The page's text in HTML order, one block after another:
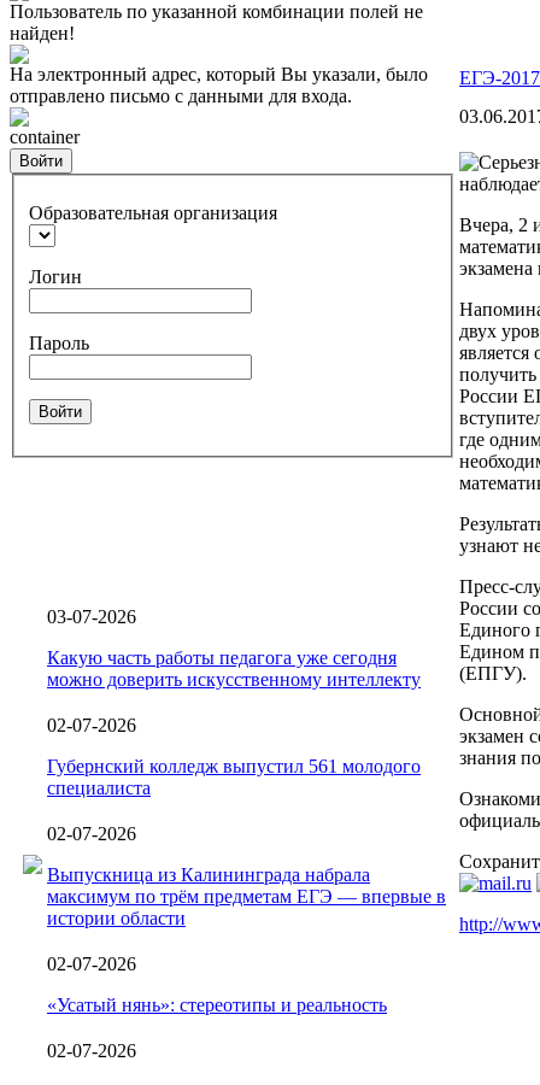
Пользователь по указанной комбинации полей не
найден!
На электронный адрес, который Вы указали, было
отправлено письмо с данными для входа.
container
Войти
Образовательная организация
Логин
Пароль
Войти
03-07-2026
Какую часть работы педагога уже сегодня
можно доверить искусственному интеллекту
02-07-2026
Губернский колледж выпустил 561 молодого
специалиста
02-07-2026
Выпускница из Калининграда набрала
максимум по трём предметам ЕГЭ — впервые в
истории области
02-07-2026
«Усатый нянь»: стереотипы и реальность
02-07-2026
ЕГЭ-2017
Вчера, 2
экзамена
двух
является
России
где
узнают
Пресс-
России
Единого
Едином
(ЕПГУ).
экзамен
знания
http://